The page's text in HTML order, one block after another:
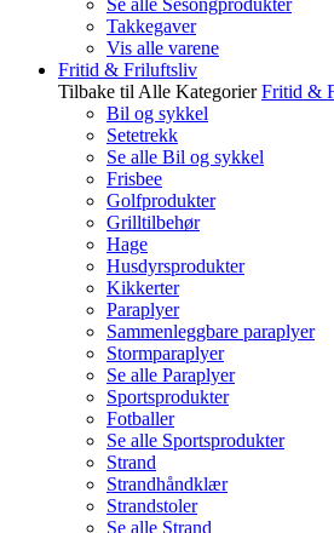
Se alle Sesongprodukter
Takkegaver
Vis alle varene
Fritid & Friluftsliv
Tilbake til Alle Kategorier Fritid &
Bil og sykkel
Setetrekk
Se alle Bil og sykkel
Frisbee
Golfprodukter
Grilltilbehør
Hage
Husdyrsprodukter
Kikkerter
Paraplyer
Sammenleggbare paraplyer
Stormparaplyer
Se alle Paraplyer
Sportsprodukter
Fotballer
Se alle Sportsprodukter
Strand
Strandhåndklær
Strandstoler
Se alle Strand